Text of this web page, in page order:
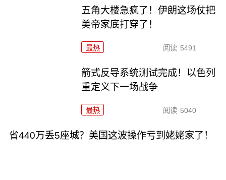
五角大楼急疯了！伊朗这场仗把
美帝家底打穿了！
最热 阅读 5491
箭式反导系统测试完成！以色列
重定义下一场战争
最热 阅读 5040
省440万丢5座城？美国这波操作亏到姥姥家了！